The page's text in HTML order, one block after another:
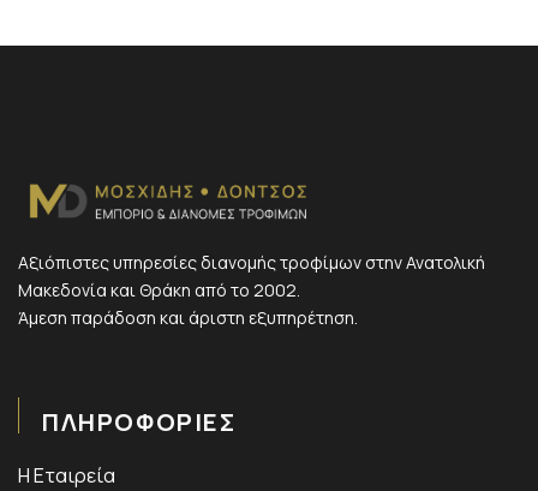
Αξιόπιστες υπηρεσίες διανομής τροφίμων στην Ανατολική
Μακεδονία και Θράκη από το 2002.
Άμεση παράδοση και άριστη εξυπηρέτηση.
ΠΛΗΡΟΦΟΡΙΕΣ
Η Εταιρεία